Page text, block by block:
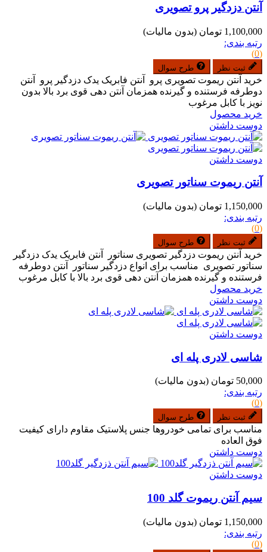
آنتن دزدگیر پرو تصویری
1,100,000 تومان
(بدون مالیات)
رتبه بندی:
(0)
ثبت نظر طرح سوال
خرید آنتن ریموت تصویری پرو آنتن فابریک یدک دزدگیر پرو آنتن
دوطرفه فرستنده و گیرنده همزمان آنتن دهی قوی برد بالا بدون
نویز با کابل مرغوب
خرید محصول
دوست داشتن
دوست داشتن
آنتن ریموت سناتور تصویری
1,150,000 تومان
(بدون مالیات)
رتبه بندی:
(0)
ثبت نظر طرح سوال
خرید آنتن ریموت دزدگیر تصویری سناتور آنتن فابریک یدک دزدگیر
سناتور تصویری مناسب برای انواع دزدگیر سناتور آنتن دوطرفه
فرستنده و گیرنده همزمان آنتن دهی قوی برد بالا با کابل مرغوب
خرید محصول
دوست داشتن
دوست داشتن
شاسی لادری پله ای
50,000 تومان
(بدون مالیات)
رتبه بندی:
(0)
ثبت نظر طرح سوال
مناسب برای تمامی خودروها جنس پلاستیک مقاوم دارای کیفیت
فوق العاده
دوست داشتن
دوست داشتن
سیم آنتن ریموت گلد 100
1,150,000 تومان
(بدون مالیات)
رتبه بندی:
(0)